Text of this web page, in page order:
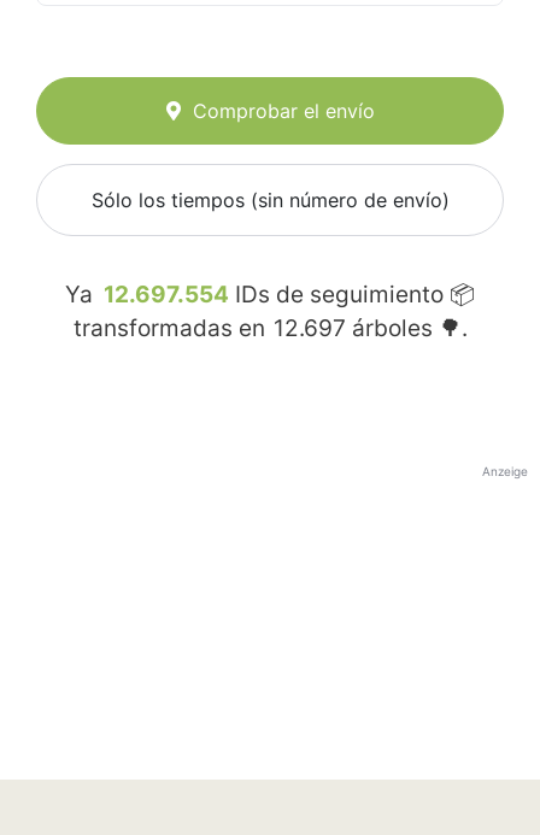
Comprobar el envío
Sólo los tiempos (sin número de envío)
Ya 12.697.554 IDs de seguimiento 📦
transformadas en 12.697 árboles 🌳.
Anzeige